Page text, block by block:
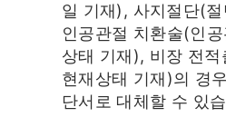
일 기재), 사지절단(
인공관절 치환술(인
상태 기재), 비장 전
현재상태 기재)의 경
단서로 대체할 수 있